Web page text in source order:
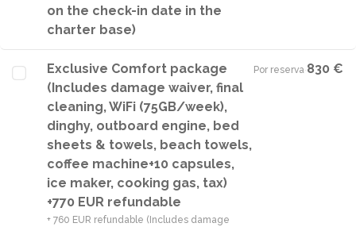
on the check-in date in the
charter base)
Exclusive Comfort package
(Includes damage waiver, final
cleaning, WiFi (75GB/week),
dinghy, outboard engine, bed
sheets & towels, beach towels,
coffee machine+10 capsules,
ice maker, cooking gas, tax)
+770 EUR refundable
+ 760 EUR refundable (Includes damage
Por reserva·830 €